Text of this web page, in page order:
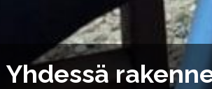
Yhdessä